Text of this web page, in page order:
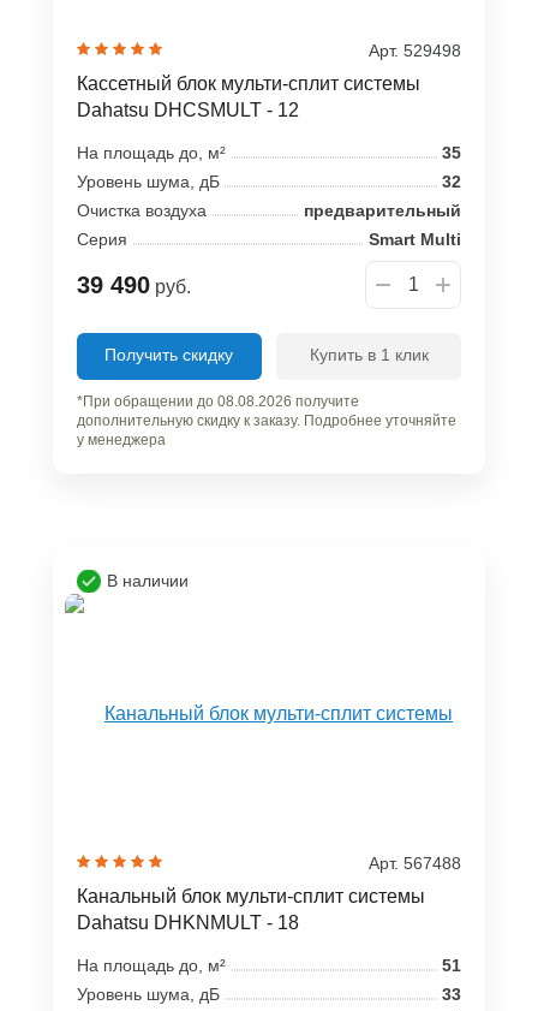
Арт. 529498
Кассетный блок мульти-сплит системы
Dahatsu DHCSMULT - 12
На площадь до, м²
35
Уровень шума, дБ
32
Очистка воздуха
предварительный
Серия
Smart Multi
39 490 руб.
Получить скидку Купить в 1 клик
*При обращении до 08.08.2026 получите
дополнительную скидку к заказу. Подробнее уточняйте
у менеджера
В наличии
Арт. 567488
Канальный блок мульти-сплит системы
Dahatsu DHKNMULT - 18
На площадь до, м²
51
Уровень шума, дБ
33